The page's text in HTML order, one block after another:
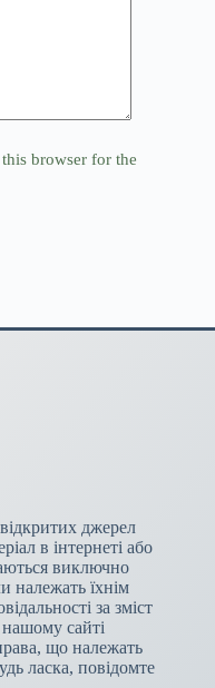
browser for the
джерел
в інтернеті або
виключно
належать їхнім
за зміст
сайті
що належать
ласка, повідомте